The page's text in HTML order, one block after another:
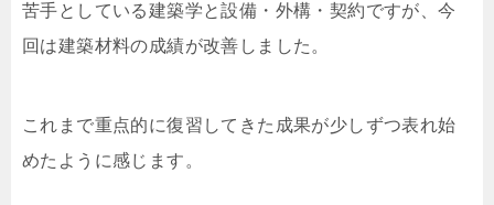
苦手としている建築学と設備・外構・契約ですが、今
回は建築材料の成績が改善しました。
これまで重点的に復習してきた成果が少しずつ表れ始
めたように感じます。